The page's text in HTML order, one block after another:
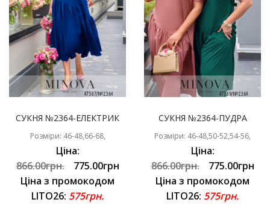
СУКНЯ №2364-ЕЛЕКТРИК
Розміри: 46-48,66-68,
Ціна:
866.00грн.
775.00грн
Ціна з промокодом
LITO26: 575грн.
СУКНЯ №2364-ПУДРА
Розміри: 46-48,50-52,54-56,
Ціна:
866.00грн.
775.00грн
Ціна з промокодом
LITO26: 575грн.